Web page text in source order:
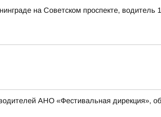
на Советском проспекте, водитель
АНО «Фестивальная дирекция»,